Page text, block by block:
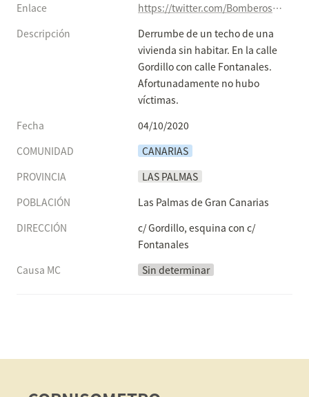
Enlace
https://twitter.com/BomberosLPA/status/1312863051322986497
Descripción
Derrumbe de un techo de una
vivienda sin habitar. En la calle
Gordillo con calle Fontanales.
Afortunadamente no hubo
víctimas.
Fecha
04/10/2020
COMUNIDAD
CANARIAS
PROVINCIA
LAS PALMAS
POBLACIÓN
Las Palmas de Gran Canarias
DIRECCIÓN
c/ Gordillo, esquina con c/
Fontanales
Causa MC
Sin determinar